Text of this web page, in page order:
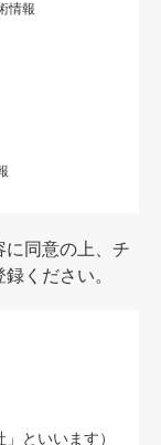
情報
同意の上、チ
ください。
といいます）